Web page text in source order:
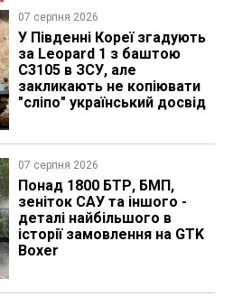
07 серпня 2026
У Південні Кореї згадують
за Leopard 1 з баштою
C3105 в ЗСУ, але
закликають не копіювати
"сліпо" український досвід
07 серпня 2026
Понад 1800 БТР, БМП,
зеніток САУ та іншого -
деталі найбільшого в
історії замовлення на GTK
Boxer